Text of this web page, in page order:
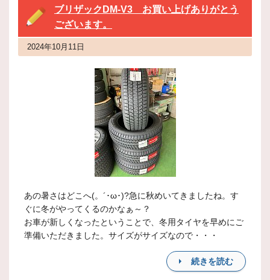
ブリザックDM-V3 お買い上げありがとう
ございます。
2024年10月11日
あの暑さはどこへ(。´･ω･)?急に秋めいてきましたね。す
ぐに冬がやってくるのかなぁ～？
お車が新しくなったということで、冬用タイヤを早めにご
準備いただきました。サイズがサイズなので・・・
続きを読む